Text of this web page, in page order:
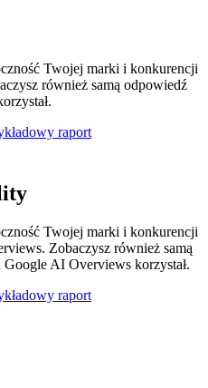
Twojej marki i konkurencji
również samą odpowiedź
raport
Twojej marki i konkurencji
Zobaczysz również samą
AI Overviews korzystał.
raport